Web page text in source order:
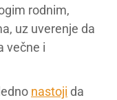
rodnim,
uz uverenje da
večne i
nastoji da